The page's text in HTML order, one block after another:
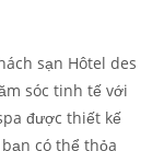
sạn Hôtel des
sóc tinh tế với
được thiết kế
có thể thỏa